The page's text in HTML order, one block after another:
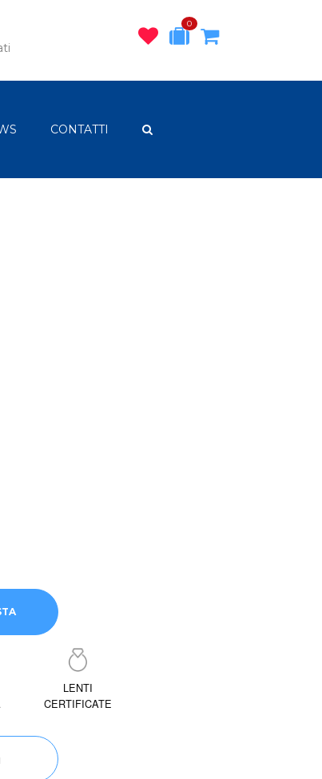
0
CONTATTI
LENTI
CERTIFICATE